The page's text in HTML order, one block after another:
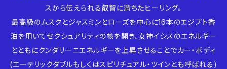
スから伝えられる叡智に満ちたヒーリング。
最高級のムスクとジャスミンとローズを中心に16本のエジプト香
油を用いてセクシュアリティの核を開き、女神イシスのエネルギー
とともにクンダリーニエネルギーを上昇させることでカー・ボディ
(エーテリックダブルもしくはスピリチュアル・ツインとも呼ばれる)